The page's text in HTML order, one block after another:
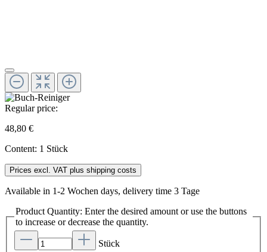
Regular price:
48,80 €
Content: 1 Stück
Prices excl. VAT plus shipping costs
Available in 1-2 Wochen days, delivery time 3 Tage
Product Quantity: Enter the desired amount or use the buttons
to increase or decrease the quantity.
Stück